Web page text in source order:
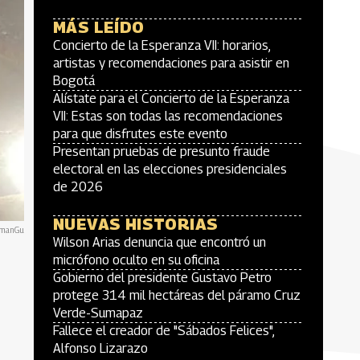
MÁS LEÍDO
Concierto de la Esperanza VII: horarios,
artistas y recomendaciones para asistir en
Bogotá
Alístate para el Concierto de la Esperanza
VII: Estas son todas las recomendaciones
para que disfrutes este evento
Presentan pruebas de presunto fraude
electoral en las elecciones presidenciales
de 2026
NUEVAS HISTORIAS
Wilson Arias denuncia que encontró un
micrófono oculto en su oficina
Gobierno del presidente Gustavo Petro
protege 314 mil hectáreas del páramo Cruz
Verde-Sumapaz
Fallece el creador de "Sábados Felices",
Alfonso Lizarazo